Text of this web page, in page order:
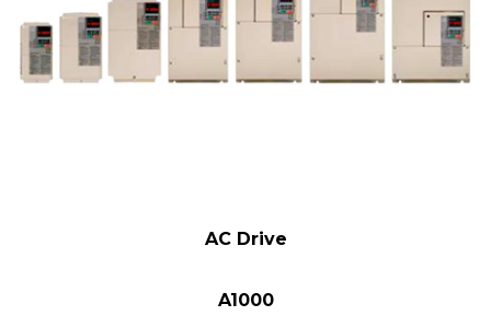
AC Drive
A1000